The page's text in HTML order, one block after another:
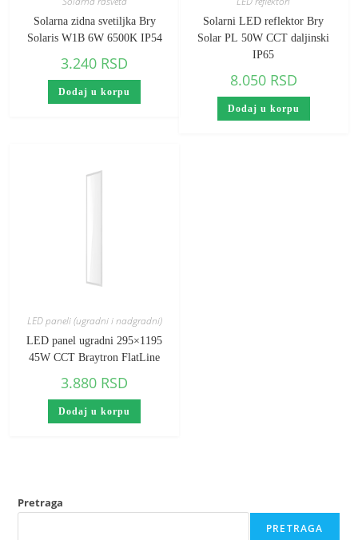
Solarna zidna svetiljka Bry
Solaris W1B 6W 6500K IP54
3.240 RSD
Dodaj u korpu
Solarni LED reflektor Bry
Solar PL 50W CCT daljinski
IP65
8.050 RSD
Dodaj u korpu
LED paneli (ugradni i nadgradni)
LED panel ugradni 295×1195
45W CCT Braytron FlatLine
3.880 RSD
Dodaj u korpu
Pretraga
PRETRAGA